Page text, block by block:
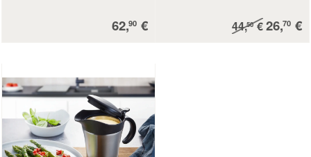
Verkaufspreis:
62,90 € Regulärer Preis:
44,50€26,70 €